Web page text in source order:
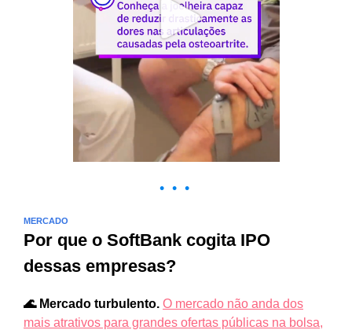
• • •
MERCADO
Por que o SoftBank cogita IPO
dessas empresas?
🌊 Mercado turbulento. O mercado não anda dos
mais atrativos para grandes ofertas públicas na bolsa,